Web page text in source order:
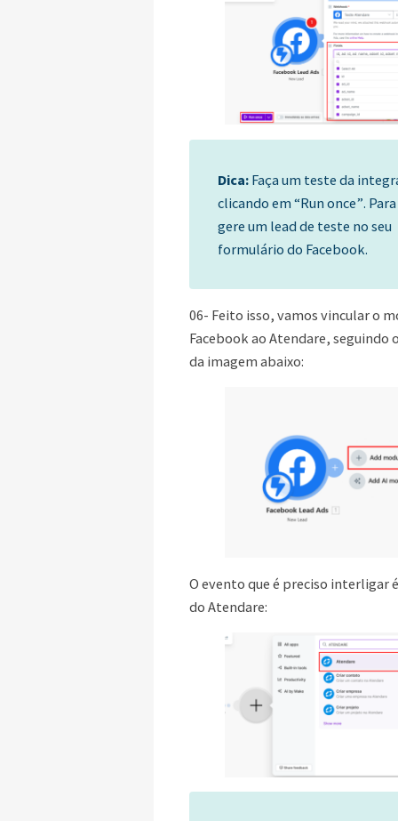
Dica: Faça um teste da
clicando em “Run once”.
gere um lead de teste no seu
formulário do Facebook.
06- Feito isso, vamos vincular o
Facebook ao Atendare, seguindo
da imagem abaixo:
O evento que é preciso interligar
do Atendare: